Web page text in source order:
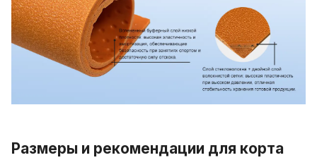
Размеры и рекомендации для корта